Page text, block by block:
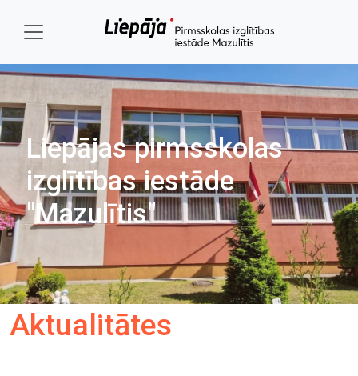
Liepājas pirmsskolas
izglītības iestāde
"Mazulītis"
Aktualitātes